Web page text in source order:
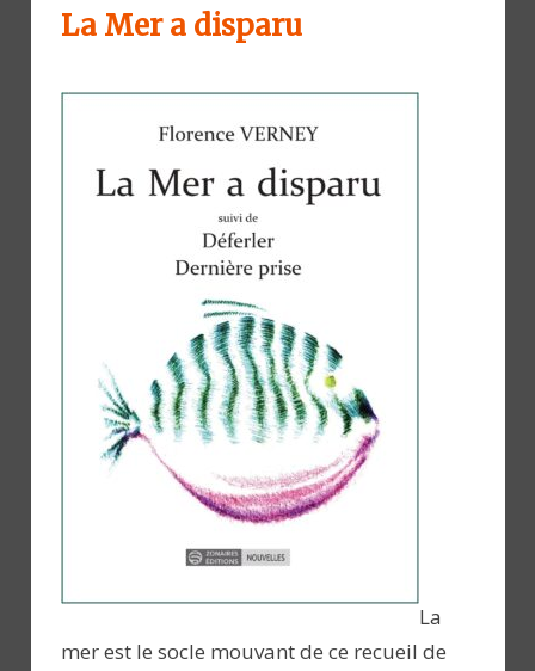
La Mer a disparu
La
mer est le socle mouvant de ce recueil de